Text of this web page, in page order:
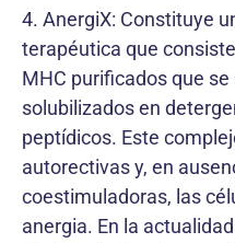
4. AnergiX: Constituye
terapéutica que
MHC purificados que
solubilizados en
peptídicos. Este
autorectivas y, en
coestimuladoras, las
anergia. En la